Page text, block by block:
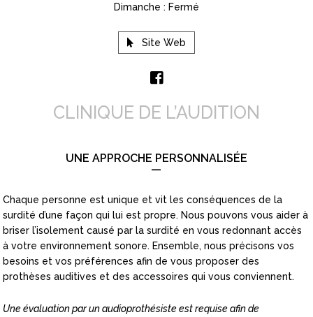
Dimanche : Fermé
Site Web
CLINIQUE DE L’AUDITION
UNE APPROCHE PERSONNALISÉE
—
Chaque personne est unique et vit les conséquences de la
surdité d’une façon qui lui est propre. Nous pouvons vous aider à
briser l’isolement causé par la surdité en vous redonnant accès
à votre environnement sonore. Ensemble, nous précisons vos
besoins et vos préférences afin de vous proposer des
prothèses auditives et des accessoires qui vous conviennent.
Une évaluation par un audioprothésiste est requise afin de